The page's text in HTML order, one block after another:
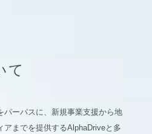
て
パーパスに、新規事業支援から地
アまでを提供するAlphaDriveと多